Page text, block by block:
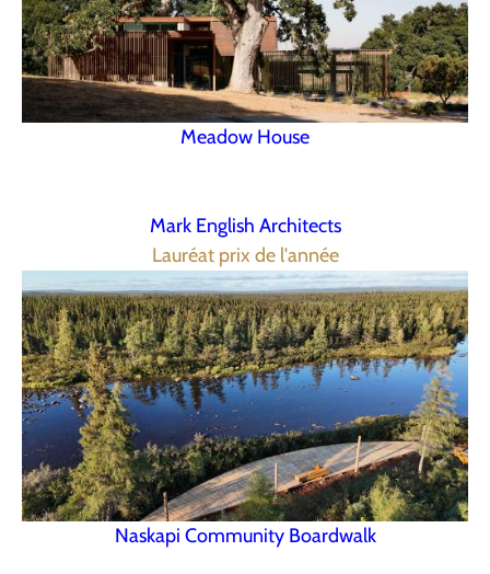
Meadow House
Mark English Architects
Lauréat prix de l'année
Naskapi Community Boardwalk